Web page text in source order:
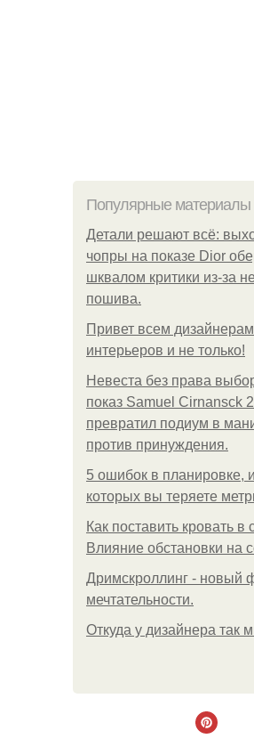
Популярные материалы
Детали решают всё:
чопры на показе Dior
шквалом критики из-за
пошива.
Привет всем дизайнерам
интерьеров и не только!
Невеста без права
показ Samuel Cirnansck
превратил подиум в
против принуждения.
5 ошибок в планировке,
которых вы теряете
Как поставить кровать в
Влияние обстановки на
Дримскроллинг - новый
мечтательности.
Откуда у дизайнера так